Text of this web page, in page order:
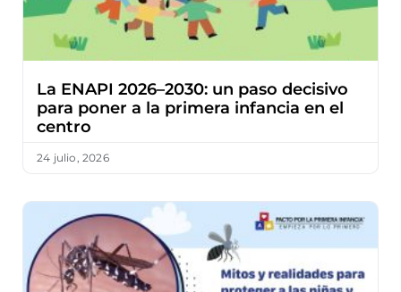
La ENAPI 2026–2030: un paso decisivo
para poner a la primera infancia en el
centro
24 julio, 2026